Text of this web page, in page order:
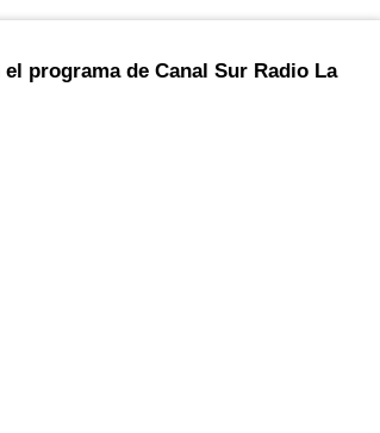
programa de Canal Sur Radio La